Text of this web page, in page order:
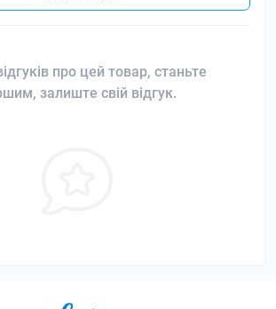
про цей товар, станьте
залиште свій відгук.